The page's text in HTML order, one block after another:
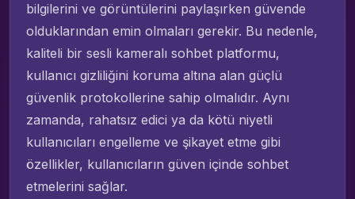
bilgilerini ve görüntülerini paylaşırken güvende
olduklarından emin olmaları gerekir. Bu nedenle,
kaliteli bir sesli kameralı sohbet platformu,
kullanıcı gizliliğini koruma altına alan güçlü
güvenlik protokollerine sahip olmalıdır. Aynı
zamanda, rahatsız edici ya da kötü niyetli
kullanıcıları engelleme ve şikayet etme gibi
özellikler, kullanıcıların güven içinde sohbet
etmelerini sağlar.